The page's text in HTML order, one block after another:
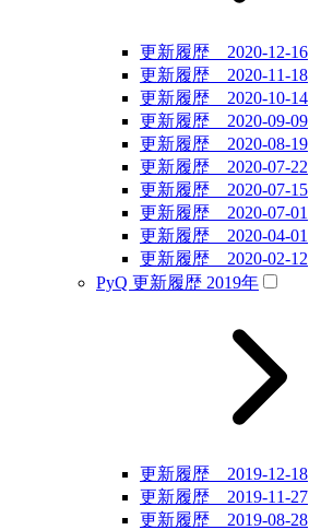
更新履歴 2020-12-16
更新履歴 2020-11-18
更新履歴 2020-10-14
更新履歴 2020-09-09
更新履歴 2020-08-19
更新履歴 2020-07-22
更新履歴 2020-07-15
更新履歴 2020-07-01
更新履歴 2020-04-01
更新履歴 2020-02-12
PyQ 更新履歴 2019年
更新履歴 2019-12-18
更新履歴 2019-11-27
更新履歴 2019-08-28